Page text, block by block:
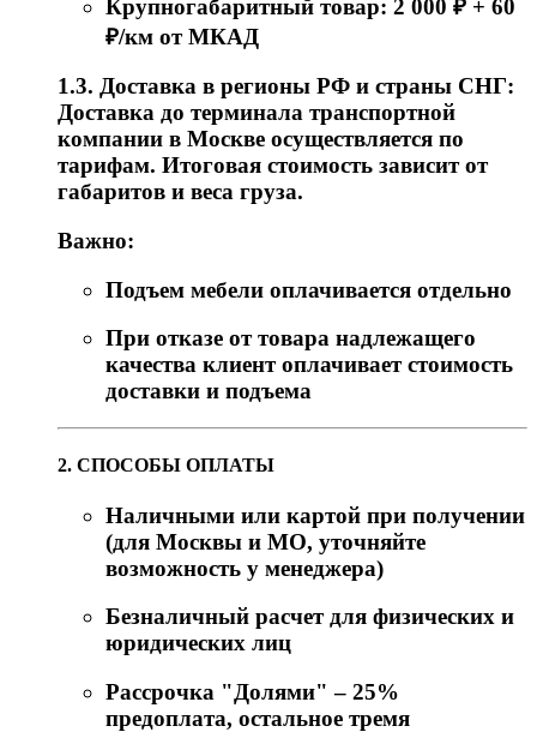
Крупногабаритный товар: 2 000 ₽ + 60
₽/км от МКАД
1.3. Доставка в регионы РФ и страны СНГ:
Доставка до терминала транспортной
компании в Москве осуществляется по
тарифам. Итоговая стоимость зависит от
габаритов и веса груза.
Важно:
Подъем мебели оплачивается отдельно
При отказе от товара надлежащего
качества клиент оплачивает стоимость
доставки и подъема
2. СПОСОБЫ ОПЛАТЫ
Наличными или картой при получении
(для Москвы и МО, уточняйте
возможность у менеджера)
Безналичный расчет для физических и
юридических лиц
Рассрочка "Долями" – 25%
предоплата, остальное тремя